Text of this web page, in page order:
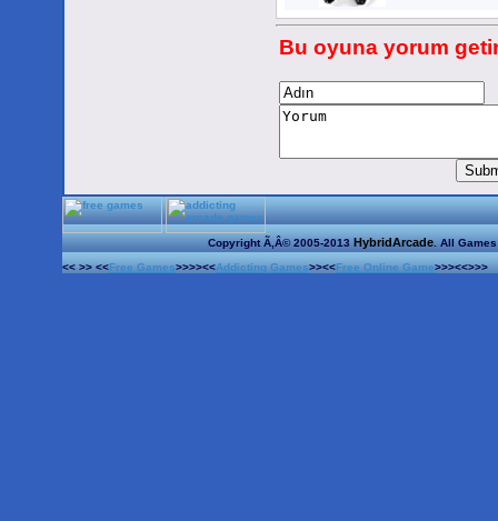
Bu oyuna yorum
Copyright Ã‚Â© 2005-2013 HybridArcade. All
<< >> <<Free Games>>>><<Addicting Games>><<Free Online Game>>><<>>>